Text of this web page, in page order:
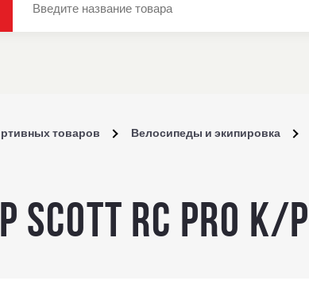
товаров Велосипеды и экипировка
SCOTT RC Pro